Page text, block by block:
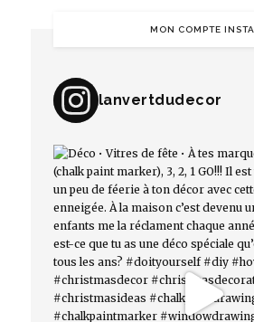
MON COMPTE INSTA
lanvertdudecor